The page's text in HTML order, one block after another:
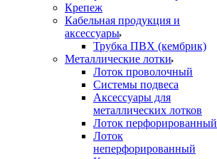
Крепеж
Кабельная продукция и
аксессуары
Трубка ПВХ (кембрик)
Металлические лотки
Лоток проволочный
Системы подвеса
Аксессуары для
металлических лотков
Лоток перфорированный
Лоток
неперфорированный